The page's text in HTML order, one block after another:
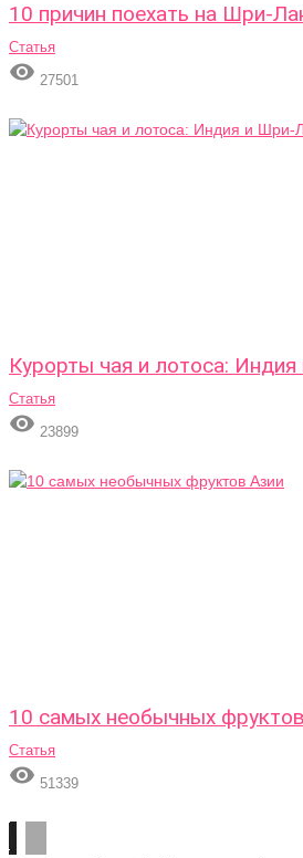
10 причин поехать на Шри-
Статья
 27501
Курорты чая и лотоса:
Статья
 23899
10 самых необычных
Статья
 51339